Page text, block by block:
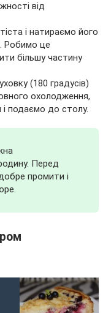
від
і натираємо його
Робимо це
більшу частину
(180 градусів)
охолодження,
подаємо до столу.
Перед
промити і